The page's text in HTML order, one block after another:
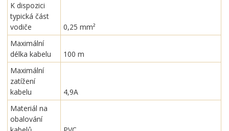
K dispozici
typická část
vodiče
0,25 mm²
Maximální
délka kabelu
100 m
Maximální
zatížení
kabelu
4,9A
Materiál na
obalování